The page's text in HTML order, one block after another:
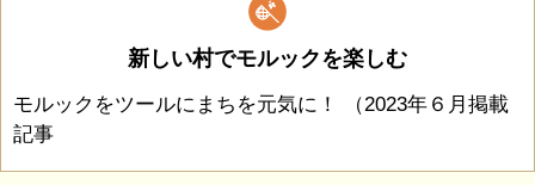
新しい村でモルックを楽しむ
モルックをツールにまちを元気に！ （2023年６月掲載
記事